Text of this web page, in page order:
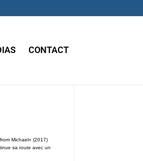
CONTACT
Michael» (2017)
sa route avec un